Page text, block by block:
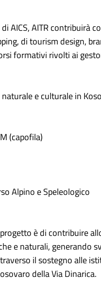
AICS, AITR contribuirà
di tourism design,
formativi rivolti ai
e culturale in
(capofila)
Alpino e Speleologico
è di contribuire
e naturali, generando
il sostegno alle
della Via Dinarica.